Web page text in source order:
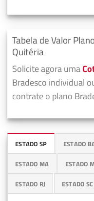
Tabela de Valor
Quitéria
Solicite agora uma
Bradesco individual
contrate o plano
ESTADO SP ESTADO
ESTADO MA ESTADO
ESTADO RJ ESTADO SC